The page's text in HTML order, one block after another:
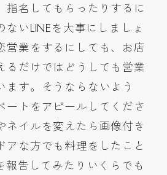
指名してもらったりするに
いLINEを大事にしましょ
営業をするにしても、お店
るだけではどうしても営業
ます。そうならないよう
ートをアピールしてくださ
ネイルを変えたら画像付き
アな方でも料理をしたこと
報告してみたりいくらでも